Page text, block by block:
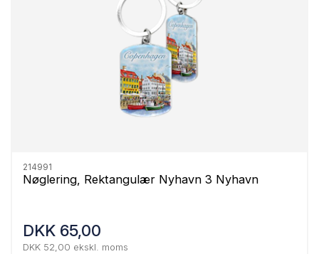
214991
Nøglering, Rektangulær Nyhavn 3 Nyhavn
DKK 65,00
DKK 52,00 ekskl. moms